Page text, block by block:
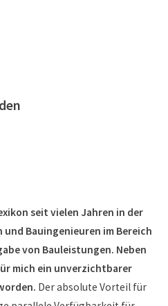
seit vielen Jahren in der
Bauingenieuren im Bereich
von Bauleistungen. Neben
mich ein unverzichtbarer
Der absolute Vorteil für